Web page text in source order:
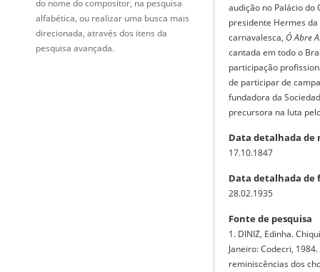
do nome do compositor, na pesquisa
alfabética, ou realizar uma busca mais
direcionada, através dos itens da
pesquisa avançada.
audição no Palácio do
presidente Hermes
carnavalesca, Ó Abre
cantada em todo o
participação
de participar de
fundadora da
precursora na luta
Data detalhada de
17.10.1847
Data detalhada de
28.02.1935
Fonte de pesquisa
1. DINIZ, Edinha.
Janeiro: Codecri,
reminiscências dos